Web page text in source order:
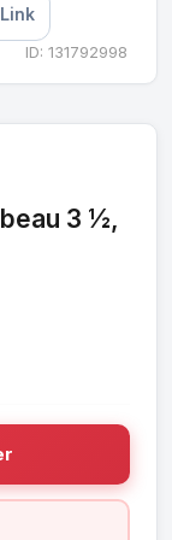
ID: 131792998
3 ½,